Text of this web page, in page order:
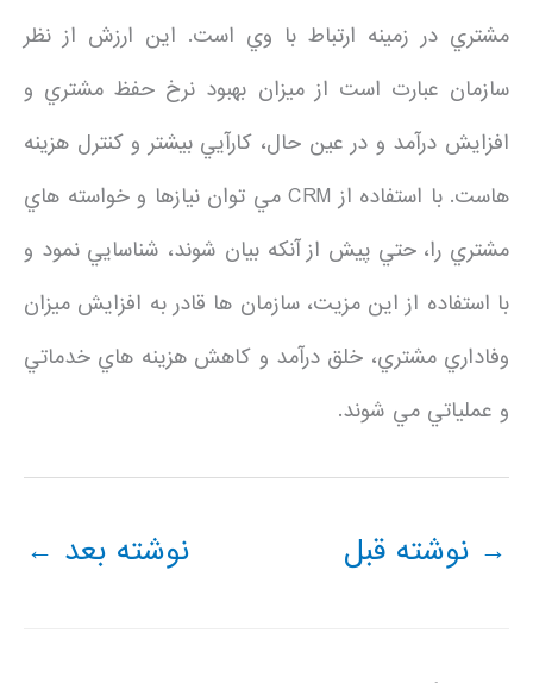
مشتري در زمينه ارتباط با وي است. اين ارزش از نظر
سازمان عبارت است از ميزان بهبود نرخ حفظ مشتري و
افزايش درآمد و در عين حال، كارآيي بيشتر و كنترل هزينه
هاست. با استفاده از CRM مي توان نيازها و خواسته هاي
مشتري را، حتي پيش از آنكه بيان شوند، شناسايي نمود و
با استفاده از اين مزيت، سازمان ها قادر به افزايش ميزان
وفاداري مشتري، خلق درآمد و كاهش هزينه هاي خدماتي
و عملياتي مي شوند.
→ نوشته قبل نوشته بعد ←